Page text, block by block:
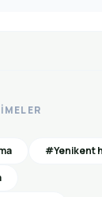
#Yenikent